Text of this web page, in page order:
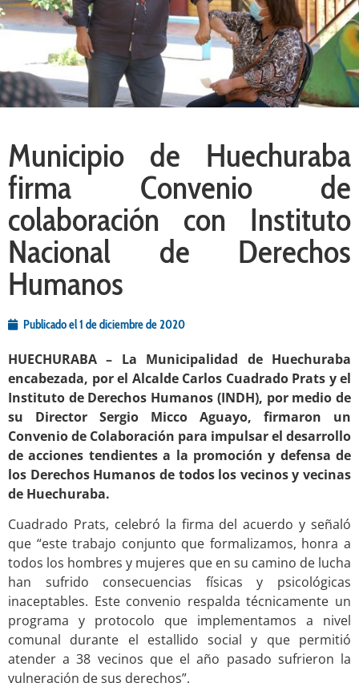
Municipio de Huechuraba
firma Convenio de
colaboración con Instituto
Nacional de Derechos
Humanos
Publicado el1 de diciembre de 2020
HUECHURABA – La Municipalidad de Huechuraba
encabezada, por el Alcalde Carlos Cuadrado Prats y el
Instituto de Derechos Humanos (INDH), por medio de
su Director Sergio Micco Aguayo, firmaron un
Convenio de Colaboración para impulsar el desarrollo
de acciones tendientes a la promoción y defensa de
los Derechos Humanos de todos los vecinos y vecinas
de Huechuraba.
Cuadrado Prats, celebró la firma del acuerdo y señaló
que “este trabajo conjunto que formalizamos, honra a
todos los hombres y mujeres que en su camino de lucha
han sufrido consecuencias físicas y psicológicas
inaceptables. Este convenio respalda técnicamente un
programa y protocolo que implementamos a nivel
comunal durante el estallido social y que permitió
atender a 38 vecinos que el año pasado sufrieron la
vulneración de sus derechos”.